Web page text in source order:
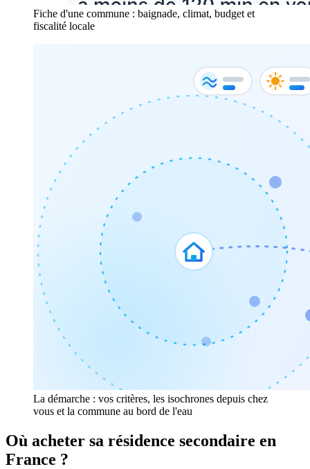
Fiche d'une commune : baignade, climat, budget et
fiscalité locale
La démarche : vos critères, les isochrones depuis chez
vous et la commune au bord de l'eau
Où acheter sa résidence secondaire en
France ?